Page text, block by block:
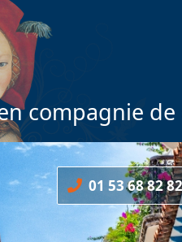
compagnie
01 53 68 82 82